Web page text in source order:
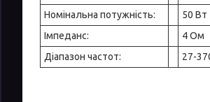
Номінальна потужність:
50 Вт
Імпеданс:
4 Ом
Діапазон частот:
27-